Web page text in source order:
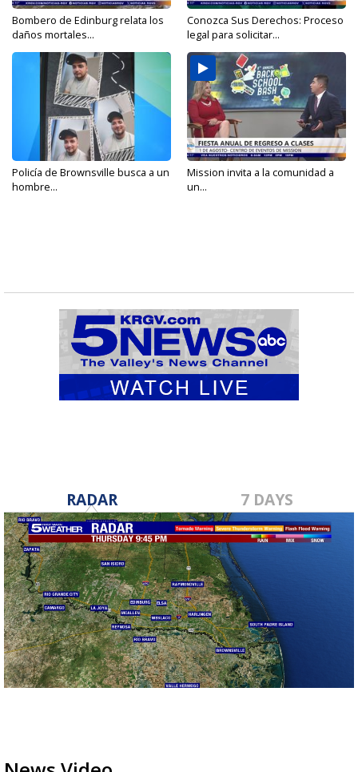
Bombero de Edinburg relata los
daños mortales...
Conozca Sus Derechos: Proceso
legal para solicitar...
Policía de Brownsville busca a un
hombre...
Mission invita a la comunidad a
un...
RADAR 7 DAYS